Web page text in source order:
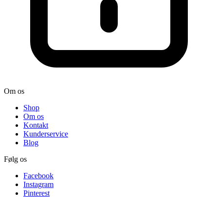
Om os
Shop
Om os
Kontakt
Kunderservice
Blog
Følg os
Facebook
Instagram
Pinterest